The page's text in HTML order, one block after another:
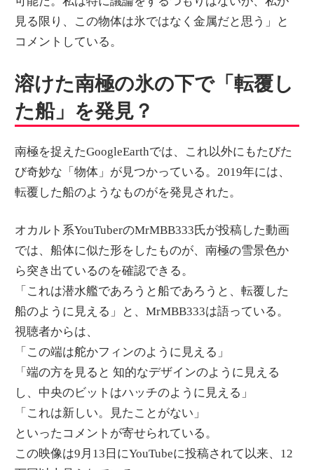
見る限り、この物体は氷ではなく金属だと思う」と
コメントしている。
溶けた南極の氷の下で「転覆し
た船」を発見？
南極を捉えたGoogleEarthでは、これ以外にもたびた
び奇妙な「物体」が見つかっている。2019年には、
転覆した船のようなものがを発見された。
オカルト系YouTuberのMrMBB333氏が投稿した動画
では、船体に似た形をしたものが、南極の雪景色か
ら突き出ているのを確認できる。
「これは潜水艦であろうと船であろうと、転覆した
船のように見える」と、MrMBB333は語っている。
視聴者からは、
「この端は舵かフィンのように見える」
「端の方を見ると 知的なデザインのように見える
し、中央のビットはハッチのように見える」
「これは新しい。見たことがない」
といったコメントが寄せられている。
この映像は9月13日にYouTubeに投稿されて以来、12